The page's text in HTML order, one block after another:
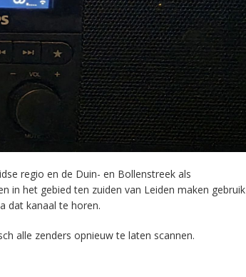
regio en de Duin- en Bollenstreek als
in het gebied ten zuiden van Leiden maken gebruik
dat kanaal te horen.
alle zenders opnieuw te laten scannen.